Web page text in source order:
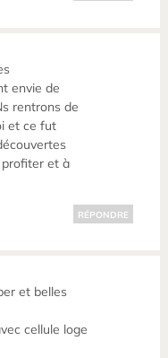
envie de
rentrons de
et ce fut
profiter et à
RÉPONDRE
et belles
cellule loge